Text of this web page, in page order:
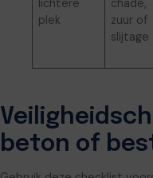
lichtere
plek
chade,
zuur of
slijtage
beton of